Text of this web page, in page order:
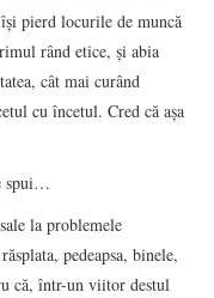
pierd locurile de muncă
rând etice, şi abia
cât mai curând
cu încetul. Cred că aşa
spui…
la problemele
pedeapsa, binele,
că, într-un viitor destul